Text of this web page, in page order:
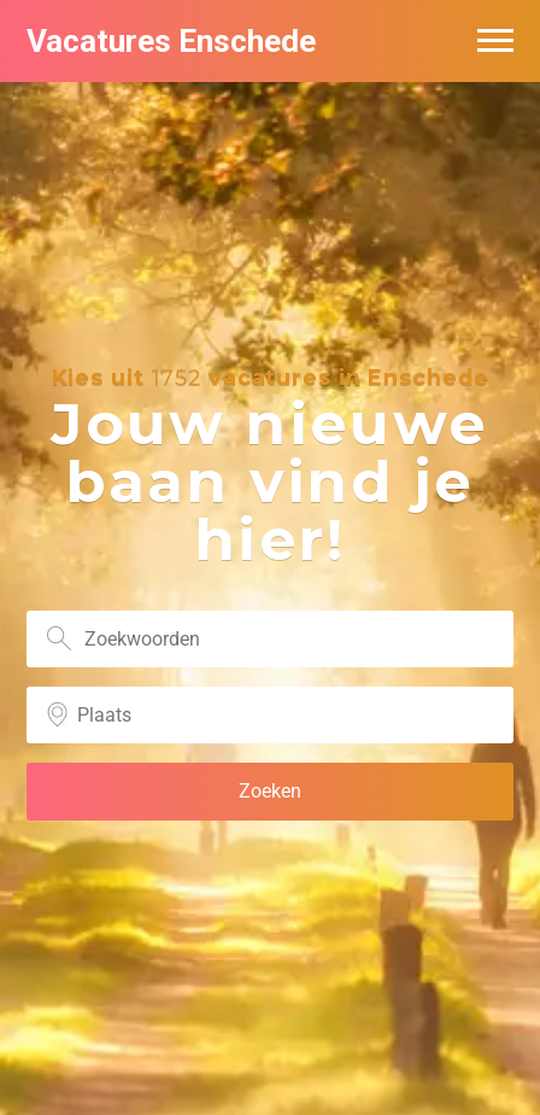
Vacatures Enschede
Kies uit 1752vacatures in Enschede
Jouw nieuwe
baan vind je
hier!
Vacatures per bedrijf
De populairste vacatures in Enschede
Nieuwsbrief feed